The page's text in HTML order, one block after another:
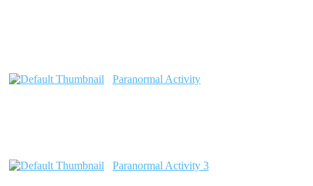
Paranormal Activity
Paranormal Activity 3